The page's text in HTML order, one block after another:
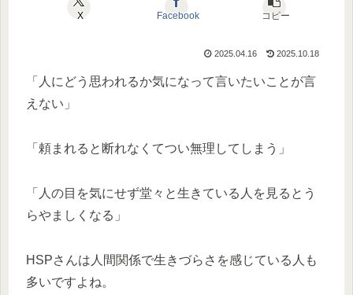
X Facebook コピー
2025.04.16 2025.10.18
「人にどう思われるか気になって言いたいことが言
えない」
「頼まれると断れなくてつい無理してしまう」
「人の目を気にせず堂々と生きている人を見るとう
らやましくなる」
HSPさんは人間関係で生きづらさを感じている人も
多いですよね。